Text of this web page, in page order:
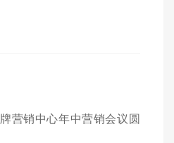
营销中心年中营销会议圆